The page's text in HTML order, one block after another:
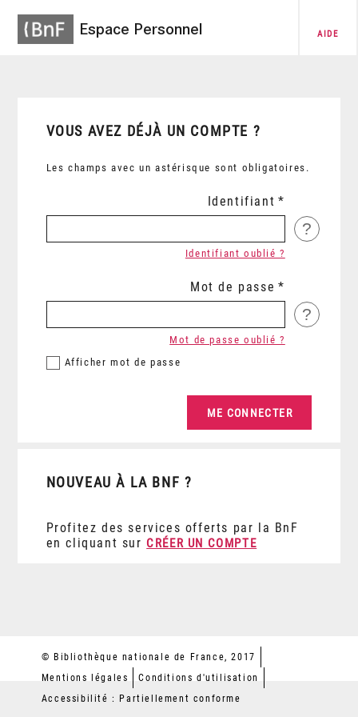
Espace Personnel AIDE
VOUS AVEZ DÉJÀ UN COMPTE ?
Les champs avec un astérisque sont obligatoires.
Identifiant
?
Identifiant oublié ?
Mot de passe
?
Afficher mot de passe
Mot de passe oublié ?
NOUVEAU À LA BNF ?
Profitez des services offerts par la BnF
en cliquant sur CRÉER UN COMPTE
© Bibliothèque nationale de France, 2017
Mentions légales
Conditions d'utilisation
Accessibilité : Partiellement conforme